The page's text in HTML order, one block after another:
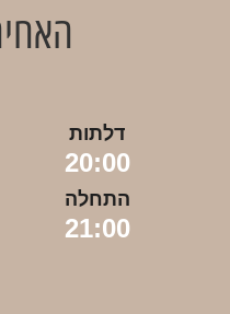
דלתות
20:00
התחלה
21:00